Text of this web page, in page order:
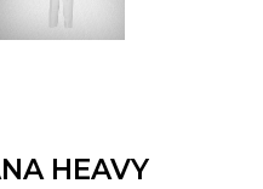
HEAVY